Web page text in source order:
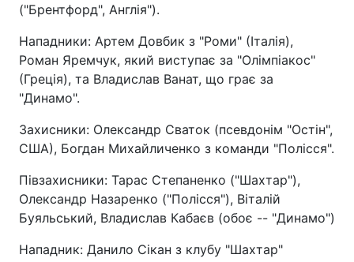
("Брентфорд", Англія").
Нападники: Артем Довбик з "Роми" (Італія),
Роман Яремчук, який виступає за "Олімпіакос"
(Греція), та Владислав Ванат, що грає за
"Динамо".
Захисники: Олександр Сваток (псевдонім "Остін",
США), Богдан Михайличенко з команди "Полісся".
Півзахисники: Тарас Степаненко ("Шахтар"),
Олександр Назаренко ("Полісся"), Віталій
Буяльський, Владислав Кабаєв (обоє -- "Динамо")
Нападник: Данило Сікан з клубу "Шахтар"